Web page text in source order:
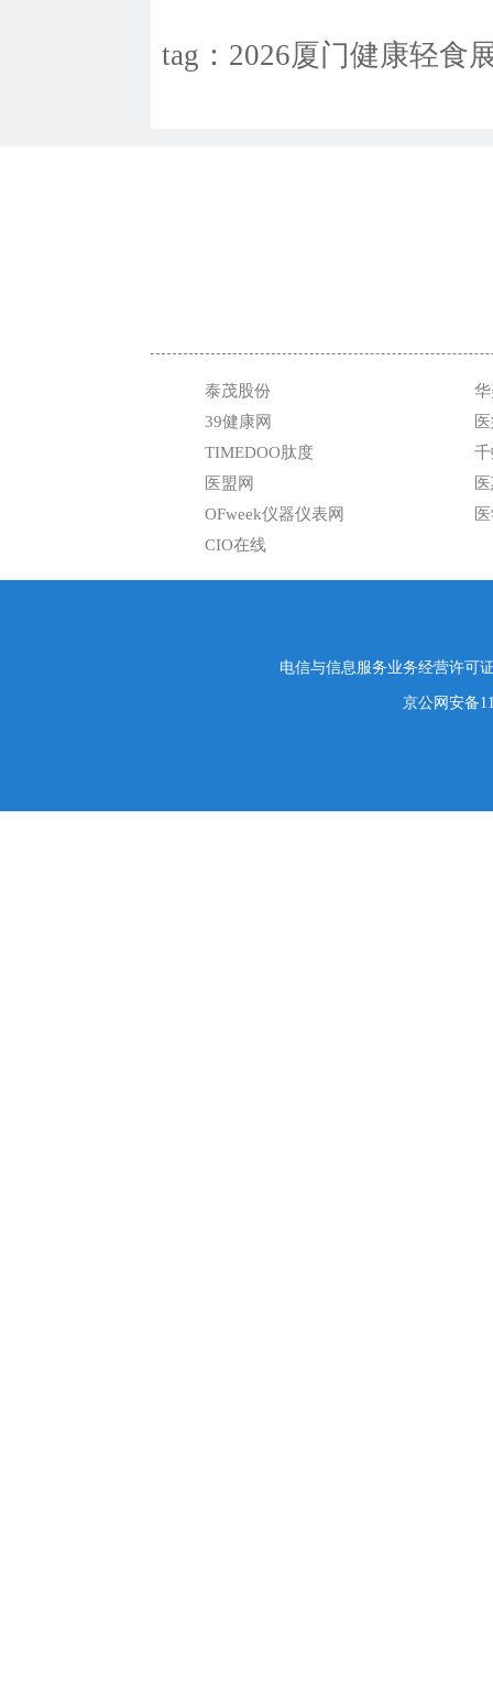
tag：2026厦门健康轻食
泰茂股份
39健康网
TIMEDOO肽度
医盟网
OFweek仪器仪表网
CIO在线
电信与信息服务业务经营许可
京公网安备